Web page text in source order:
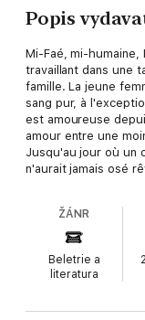
Popis
Mi-Faé, mi-humaine,
travaillant dans une
famille. La jeune
sang pur, à
est amoureuse
amour entre une
Jusqu'au jour où un
n'aurait jamais osé
l'actuel roi et
vouloir réveiller des
siècles est une
perdre son âme et
ŽÁNR
Beletrie a
literatura